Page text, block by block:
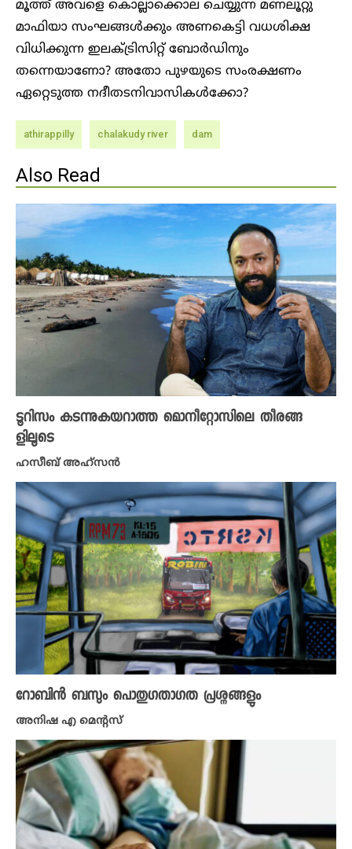
മൂത്ത് അവളെ കൊല്ലാക്കൊല ചെയ്യുന്ന മണലൂറ്റു
മാഫിയാ സംഘങ്ങൾക്കും അണകെട്ടി വധശിക്ഷ
വിധിക്കുന്ന ഇലക്ട്രിസിറ്റ് ബോർഡിനും
തന്നെയാണോ? അതോ പുഴയുടെ സംരക്ഷണം
ഏറ്റെടുത്ത നദീതടനിവാസികൾക്കോ?
athirappilly chalakudy river dam
Also Read
ടൂറിസം കടന്നുകയറാത്ത മൊനീറ്റോസിലെ തീരങ്ങ
ളിലൂടെ
ഹസീബ് അഹ്സൻ
റോബിൻ ബസും പൊതുഗതാഗത പ്രശ്നങ്ങളും
അനിഷ എ മെന്റസ്